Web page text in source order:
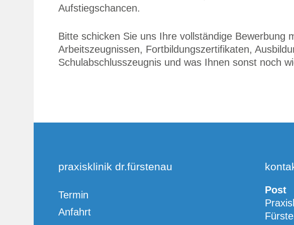
Aufstiegschancen.
Bitte schicken Sie uns Ihre vollständige Bewerbung
Arbeitszeugnissen, Fortbildungszertifikaten,
Schulabschlusszeugnis und was Ihnen sonst noch
praxisklinik dr.fürstenau
Termin
Anfahrt
Post